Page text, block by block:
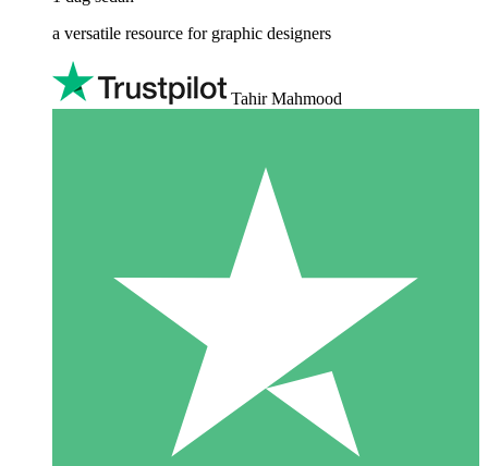
a versatile resource for graphic designers
Tahir Mahmood